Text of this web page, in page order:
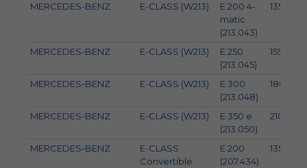
MERCEDES-BENZ E-CLASS (W213)
E 200 4-
matic
(213.043)
135
MERCEDES-BENZ E-CLASS (W213)
E 250
(213.045)
155
MERCEDES-BENZ E-CLASS (W213)
E 300
(213.048)
180
MERCEDES-BENZ E-CLASS (W213)
E 350 e
(213.050)
210
MERCEDES-BENZ
E-CLASS
Convertible
E 200
(207.434)
135